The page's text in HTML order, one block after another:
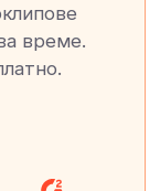
време.